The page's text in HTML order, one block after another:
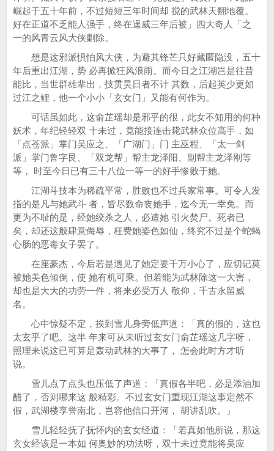
崛起于五十年前，不过短短三年时间却 搅的武林天翻地覆。
好在正道不乏能人强手，终在逞威三年后被」四大奇人「之
一的风青云风大侠剿除。
想是这邪派惧怕风大侠，为避其锋芒只好藏匿隐没，五十
年后重出江湖，势 必再掀狂风浪雨。而今日之江湖岂是往昔
能比，当世群雄辈出，技贯昊日者不计 其数，后起英少更如
过江之鲤，他一个小小「玄女门」又能有何作为。
可话虽如此，这俞芷瑶却是邪乎的很，此女不知用的何种
妖术，年纪轻轻双 十未过，竟能接连击毙武林众位高手，如
「点苍派」掌门吴应之、「广湖门」门 主巫程、「太一剑
派」掌门鲁字艮、「双龙帮」帮主龙泽阳、副帮主龙泽刚等
等， 时至今日已有三十八位一等一的好手惨败于她。
江湖斗技本为稀疏平常，胜败也不过兵家常事。可令人发
指的是凡与她武斗 者，皆尽数命丧她手，迄今无一幸免。而
更为不耻的是，经她绞杀之人，必遭她 引火焚尸。死者已
矣，却还这般肆意侮辱，枉费她姿色如仙，终究不过是个蛇蝎
心肠的恶毒女子罢了。
在座豪杰，今后若是遇见了她定要千万小心了，应切记莫
被她美色倾倒，使 她有机可乘。但若能为武林除这一大害，
却也是大大的功劳一件，将来必受万人 敬仰，千古永留威
名。
心中惊疑不定，挨到雪儿身旁低声道：「真的假的，这也
太玄乎了吧。这半 年来可从未听过玄女门俞芷瑶这几字呀，
照理来说这已可算是轰动武林的大事了， 怎会此时方才听
说。
雪儿点了点头也压低了声道：「真假各半吧，必是添油加
醋了，否则哪来这 般精彩。不过玄女门重现江湖这事定然不
假，武湖楼享誉南北，岂容他信口开河， 胡讲乱吹。」
雪儿轻轻抚了抚怀内的玄女经道：「若真如他所说，那这
玄女经该是一本如 何奥妙的功法呀，双十未过竟能将吴应